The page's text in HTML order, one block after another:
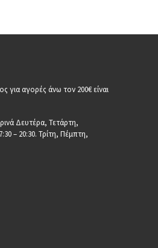
για αγορές άνω τον 200€ είναι
Δευτέρα, Τετάρτη,
– 20:30. Τρίτη, Πέμπτη,